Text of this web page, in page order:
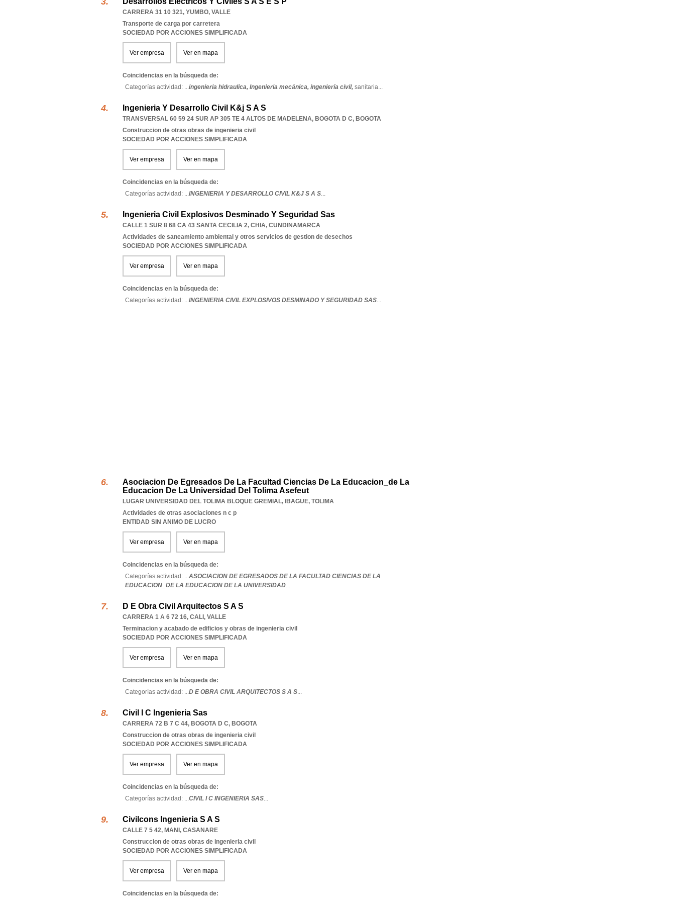
CARRERA 31 10 321, YUMBO, VALLE
Transporte de carga por carretera
SOCIEDAD POR ACCIONES SIMPLIFICADA
Ver empresa Ver en mapa
Coincidencias en la búsqueda de:
Categorías actividad: ...ingenieria hidraulica, Ingenieria mecánica, ingeniería civil, sanitaria...
Ingenieria Y Desarrollo Civil K&j S A S
TRANSVERSAL 60 59 24 SUR AP 305 TE 4 ALTOS DE MADELENA, BOGOTA D C, BOGOTA
Construccion de otras obras de ingenieria civil
SOCIEDAD POR ACCIONES SIMPLIFICADA
Ver empresa Ver en mapa
Coincidencias en la búsqueda de:
Categorías actividad: ...INGENIERIA Y DESARROLLO CIVIL K&J S A S...
Ingenieria Civil Explosivos Desminado Y Seguridad Sas
CALLE 1 SUR 8 68 CA 43 SANTA CECILIA 2, CHIA, CUNDINAMARCA
Actividades de saneamiento ambiental y otros servicios de gestion de desechos
SOCIEDAD POR ACCIONES SIMPLIFICADA
Ver empresa Ver en mapa
Coincidencias en la búsqueda de:
Categorías actividad: ...INGENIERIA CIVIL EXPLOSIVOS DESMINADO Y SEGURIDAD SAS...
Asociacion De Egresados De La Facultad Ciencias De La Educacion_de La
Educacion De La Universidad Del Tolima Asefeut
LUGAR UNIVERSIDAD DEL TOLIMA BLOQUE GREMIAL, IBAGUE, TOLIMA
Actividades de otras asociaciones n c p
ENTIDAD SIN ANIMO DE LUCRO
Ver empresa Ver en mapa
Coincidencias en la búsqueda de:
Categorías actividad: ...ASOCIACION DE EGRESADOS DE LA FACULTAD CIENCIAS DE LA
EDUCACION_DE LA EDUCACION DE LA UNIVERSIDAD...
D E Obra Civil Arquitectos S A S
CARRERA 1 A 6 72 16, CALI , VALLE
Terminacion y acabado de edificios y obras de ingenieria civil
SOCIEDAD POR ACCIONES SIMPLIFICADA
Ver empresa Ver en mapa
Coincidencias en la búsqueda de:
Categorías actividad: ...D E OBRA CIVIL ARQUITECTOS S A S...
Civil I C Ingenieria Sas
CARRERA 72 B 7 C 44, BOGOTA D C, BOGOTA
Construccion de otras obras de ingenieria civil
SOCIEDAD POR ACCIONES SIMPLIFICADA
Ver empresa Ver en mapa
Coincidencias en la búsqueda de:
Categorías actividad: ...CIVIL I C INGENIERIA SAS...
Civilcons Ingenieria S A S
CALLE 7 5 42, MANI , CASANARE
Construccion de otras obras de ingenieria civil
SOCIEDAD POR ACCIONES SIMPLIFICADA
Ver empresa Ver en mapa
Coincidencias en la búsqueda de: